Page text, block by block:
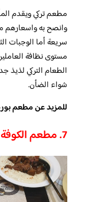
مطعم تركي ويقدم
وانصح به واسعارهم
سريعة أما الوجبات
مستوى نظافة
الطعام التركي لذيذ
شواء الضأن.
للمزيد عن مطعم
7. مطعم الكوفة